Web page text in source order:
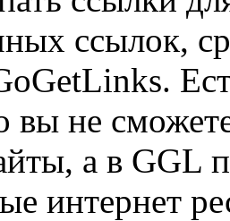
ссылок,
вы не
а в GGL
интернет